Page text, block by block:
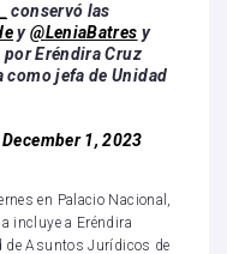
conservó las
y@LeniaBatres y
Eréndira Cruz
como jefa de Unidad
December 1, 2023
en Palacio Nacional,
incluye a Eréndira
de Asuntos Jurídicos de